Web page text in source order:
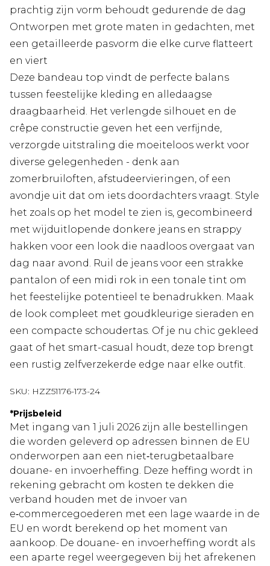
prachtig zijn vorm behoudt gedurende de dag
Ontworpen met grote maten in gedachten, met
een getailleerde pasvorm die elke curve flatteert
en viert
Deze bandeau top vindt de perfecte balans
tussen feestelijke kleding en alledaagse
draagbaarheid. Het verlengde silhouet en de
crêpe constructie geven het een verfijnde,
verzorgde uitstraling die moeiteloos werkt voor
diverse gelegenheden - denk aan
zomerbruiloften, afstudeervieringen, of een
avondje uit dat om iets doordachters vraagt. Style
het zoals op het model te zien is, gecombineerd
met wijduitlopende donkere jeans en strappy
hakken voor een look die naadloos overgaat van
dag naar avond. Ruil de jeans voor een strakke
pantalon of een midi rok in een tonale tint om
het feestelijke potentieel te benadrukken. Maak
de look compleet met goudkleurige sieraden en
een compacte schoudertas. Of je nu chic gekleed
gaat of het smart-casual houdt, deze top brengt
een rustig zelfverzekerde edge naar elke outfit.
SKU: HZZ51176-173-24
*Prijsbeleid
Met ingang van 1 juli 2026 zijn alle bestellingen
die worden geleverd op adressen binnen de EU
onderworpen aan een niet‑terugbetaalbare
douane- en invoerheffing. Deze heffing wordt in
rekening gebracht om kosten te dekken die
verband houden met de invoer van
e‑commercegoederen met een lage waarde in de
EU en wordt berekend op het moment van
aankoop. De douane- en invoerheffing wordt als
een aparte regel weergegeven bij het afrekenen